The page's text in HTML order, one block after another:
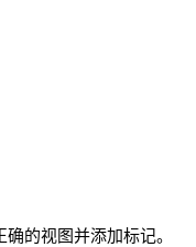
的视图并添加标记。